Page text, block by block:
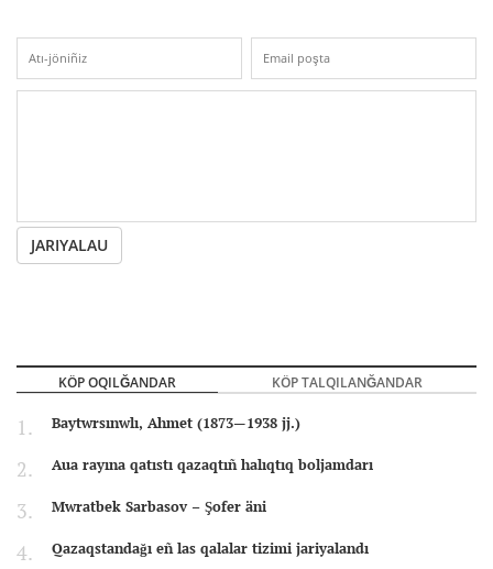
JARIYALAU
KÖP OQILĞANDAR KÖP TALQILANĞANDAR
Baytwrsınwlı, Ahmet (1873—1938 jj.)
Aua rayına qatıstı qazaqtıñ halıqtıq boljamdarı
Mwratbek Sarbasov – Şofer äni
Qazaqstandağı eñ las qalalar tizimi jariyalandı